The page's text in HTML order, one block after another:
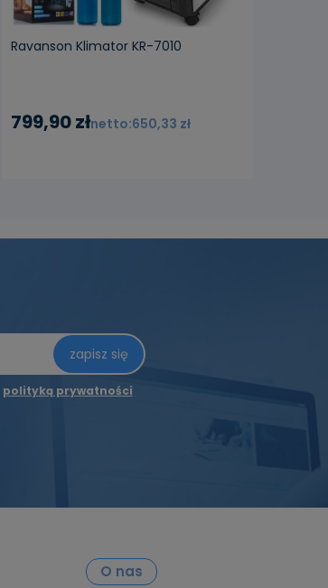
Ravanson Klimator KR-7010
799,90 zł 650,33 zł
zapisz się
polityką prywatności
O nas